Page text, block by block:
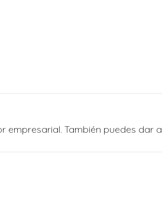
También puedes dar